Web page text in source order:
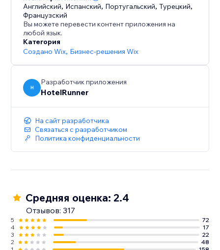
цены для создаваемых вами рынков.
Мы посвящены вашему успеху, и наша команда
службы поддержки всегда готова помочь на
каждом этапе.
Английский, Испанский, Португальский,Турецкий,
Французский
Вы можете перевести контент приложения на
любой язык.
Категория
Создано Wix, Бизнес-решения Wix
H
Разработчик приложения
HotelRunner
На сайт разработчика
Связаться с разработчиком
Политика конфиденциальности
Средняя оценка: 2.4
Отзывов: 317
5
72
4
17
3
22
2
48